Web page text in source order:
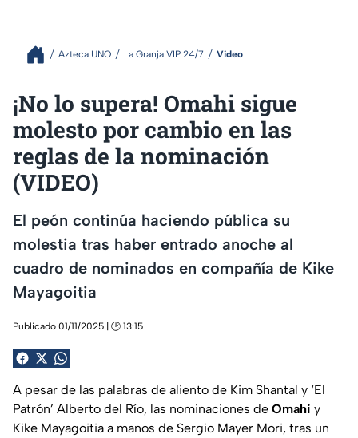
Azteca UNO La Granja VIP 24/7 Video
¡No lo supera! Omahi sigue
molesto por cambio en las
reglas de la nominación
(VIDEO)
El peón continúa haciendo pública su
molestia tras haber entrado anoche al
cuadro de nominados en compañía de Kike
Mayagoitia
Publicado 01/11/2025 | 🕑 13:15
A pesar de las palabras de aliento de Kim Shantal y ‘El
Patrón’ Alberto del Río, las nominaciones de Omahi y
Kike Mayagoitia a manos de Sergio Mayer Mori, tras un